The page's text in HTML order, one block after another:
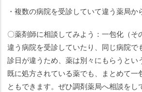
・複数の病院を受診していて違う薬局か
〇薬剤師に相談してみよう：一包化（そ
違う病院を受診していたり、同じ病院で
診日が違うため、薬は別々にもらうとい
既に処方されている薬でも、まとめて一
ともできます。ぜひ調剤薬局へ相談をし